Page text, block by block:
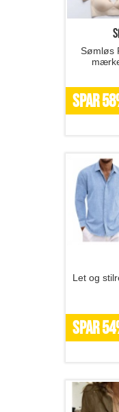
Sømløs
SPAR
Let og
SPAR